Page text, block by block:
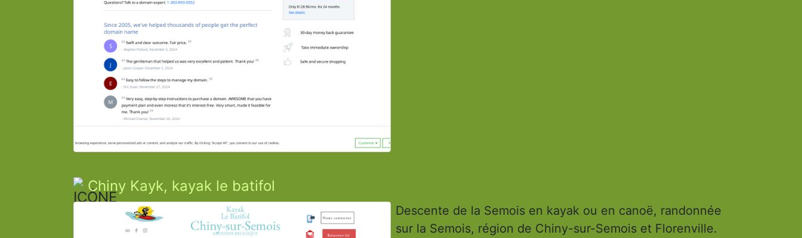
Chiny Kayk, kayak le batifol
Descente de la Semois en kayak ou en canoë, randonnée
sur la Semois, région de Chiny-sur-Semois et Florenville.